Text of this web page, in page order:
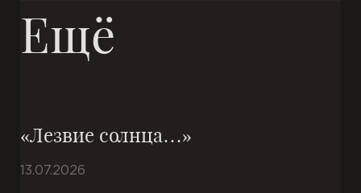
Ещё
«Лезвие солнца…»
13.07.2026